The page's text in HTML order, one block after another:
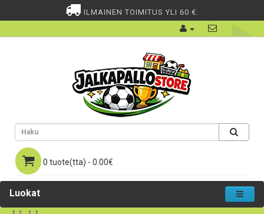
ILMAINEN TOIMITUS YLI 60 €.
0 tuote(tta) - 0.00€
Luokat